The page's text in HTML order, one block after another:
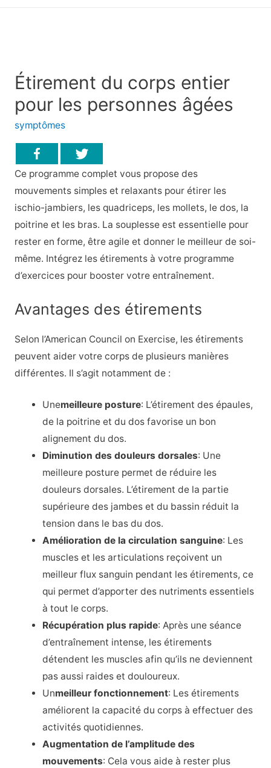
Étirement du corps entier
pour les personnes âgées
symptômes
Ce programme complet vous propose des
mouvements simples et relaxants pour étirer les
ischio-jambiers, les quadriceps, les mollets, le dos, la
poitrine et les bras. La souplesse est essentielle pour
rester en forme, être agile et donner le meilleur de soi-
même. Intégrez les étirements à votre programme
d’exercices pour booster votre entraînement.
Avantages des étirements
Selon l’American Council on Exercise, les étirements
peuvent aider votre corps de plusieurs manières
différentes. Il s’agit notamment de :
Unemeilleure posture: L’étirement des épaules,
de la poitrine et du dos favorise un bon
alignement du dos.
Diminution des douleurs dorsales: Une
meilleure posture permet de réduire les
douleurs dorsales. L’étirement de la partie
supérieure des jambes et du bassin réduit la
tension dans le bas du dos.
Amélioration de la circulation sanguine: Les
muscles et les articulations reçoivent un
meilleur flux sanguin pendant les étirements, ce
qui permet d’apporter des nutriments essentiels
à tout le corps.
Récupération plus rapide: Après une séance
d’entraînement intense, les étirements
détendent les muscles afin qu’ils ne deviennent
pas aussi raides et douloureux.
Unmeilleur fonctionnement: Les étirements
améliorent la capacité du corps à effectuer des
activités quotidiennes.
Augmentation de l’amplitude des
mouvements: Cela vous aide à rester plus